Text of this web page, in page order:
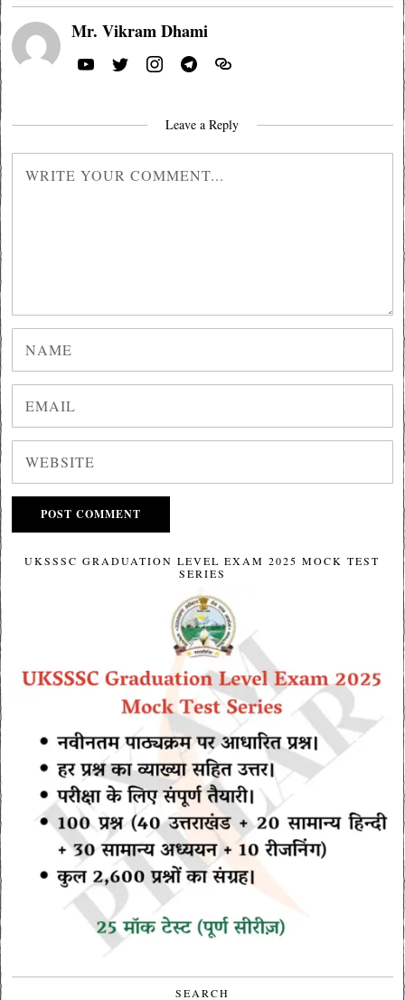
Mr. Vikram Dhami
Leave a Reply
UKSSSC GRADUATION LEVEL EXAM 2025 MOCK TEST
SERIES
SEARCH